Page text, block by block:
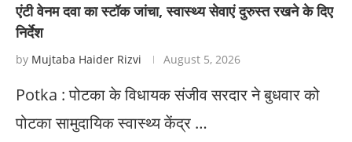
एंटी वेनम दवा का स्टॉक जांचा, स्वास्थ्य सेवाएं दुरुस्त रखने के दिए
निर्देश
by Mujtaba Haider Rizvi August 5, 2026
Potka : पोटका के विधायक संजीव सरदार ने बुधवार को
पोटका सामुदायिक स्वास्थ्य केंद्र …